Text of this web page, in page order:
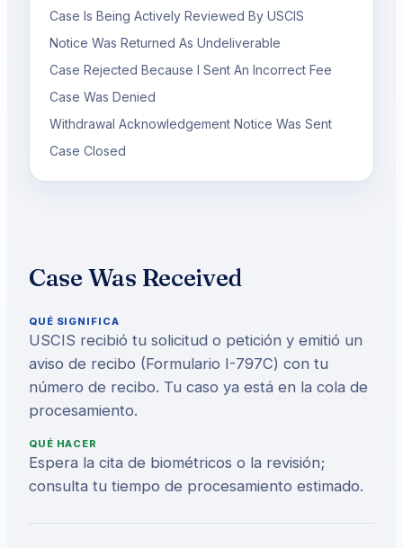
Case Is Being Actively Reviewed By USCIS
Notice Was Returned As Undeliverable
Case Rejected Because I Sent An Incorrect Fee
Case Was Denied
Withdrawal Acknowledgement Notice Was Sent
Case Closed
Case Was Received
QUÉ SIGNIFICA
USCIS recibió tu solicitud o petición y emitió un
aviso de recibo (Formulario I-797C) con tu
número de recibo. Tu caso ya está en la cola de
procesamiento.
QUÉ HACER
Espera la cita de biométricos o la revisión;
consulta tu tiempo de procesamiento estimado.